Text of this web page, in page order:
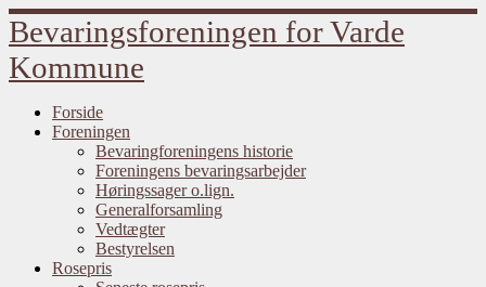
Fortsæt
til
indhold
Bevaringsforeningen for Varde
Kommune
Forside
Foreningen
Bevaringforeningens historie
Foreningens bevaringsarbejder
Høringssager o.lign.
Generalforsamling
Vedtægter
Bestyrelsen
Rosepris